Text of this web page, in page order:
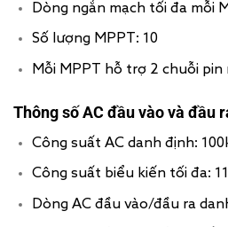
Dòng ngắn mạch tối đa mỗi
Số lượng MPPT: 10
Mỗi MPPT hỗ trợ 2 chuỗi
Thông số AC đầu vào và đầu
Công suất AC danh định:
Công suất biểu kiến tối đa:
Dòng AC đầu vào/đầu ra